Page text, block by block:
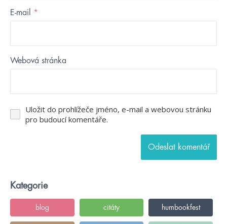
E-mail *
Webová stránka
Uložit do prohlížeče jméno, e-mail a webovou stránku
pro budoucí komentáře.
Kategorie
blog citáty humbookfest